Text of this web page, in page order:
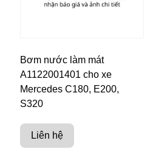
Bơm nước làm mát
A1122001401 cho xe
Mercedes C180, E200,
S320
Liên hệ